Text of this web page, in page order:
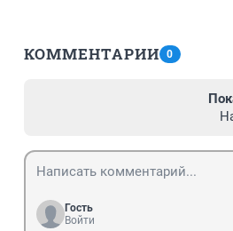
КОММЕНТАРИИ 0
Гость
Войти